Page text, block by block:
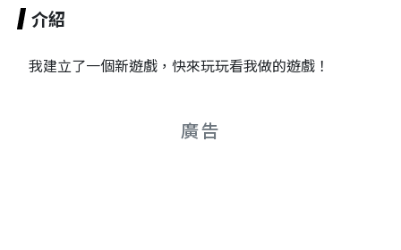
介紹
我建立了一個新遊戲，快來玩玩看我做的遊戲！
廣告